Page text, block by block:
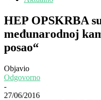
HEP OPSKRBA
međunarodnoj
posao“
Objavio
Odgovorno
-
27/06/2016